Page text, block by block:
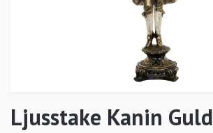
Ljusstake Kanin Guld